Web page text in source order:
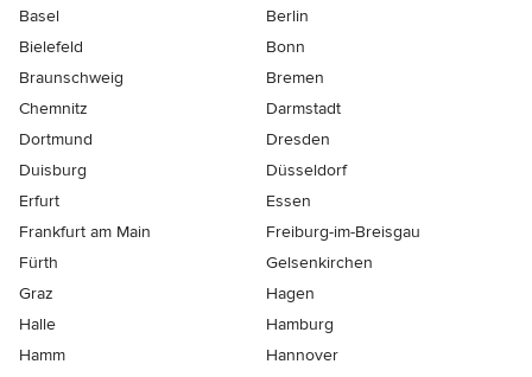
Basel
Berlin
Bielefeld
Bonn
Braunschweig
Bremen
Chemnitz
Darmstadt
Dortmund
Dresden
Duisburg
Düsseldorf
Erfurt
Essen
Frankfurt am Main
Freiburg-im-Breisgau
Fürth
Gelsenkirchen
Graz
Hagen
Halle
Hamburg
Hamm
Hannover